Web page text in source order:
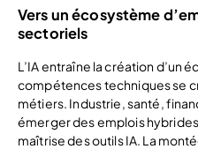
Vers un écosystème
sectoriels
L’IA entraîne la création d’un
compétences techniques se
métiers. Industrie, santé,
émerger des emplois
maîtrise des outils IA. La